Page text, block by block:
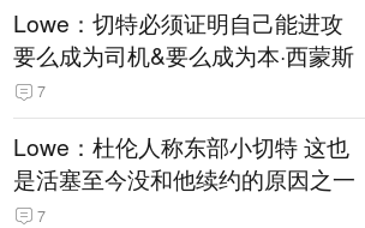
Lowe：切特必须证明自己能进攻
要么成为司机&要么成为本·西蒙斯
7
Lowe：杜伦人称东部小切特 这也
是活塞至今没和他续约的原因之一
7